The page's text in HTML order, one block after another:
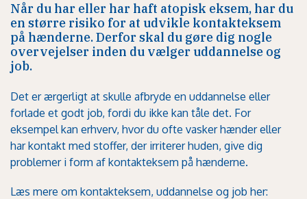
Når du har eller har haft atopisk eksem, har du
en større risiko for at udvikle kontakteksem
på hænderne. Derfor skal du gøre dig nogle
overvejelser inden du vælger uddannelse og
job.
Det er ærgerligt at skulle afbryde en uddannelse eller
forlade et godt job, fordi du ikke kan tåle det. For
eksempel kan erhverv, hvor du ofte vasker hænder eller
har kontakt med stoffer, der irriterer huden, give dig
problemer i form af kontakteksem på hænderne.
Læs mere om kontakteksem, uddannelse og job her: